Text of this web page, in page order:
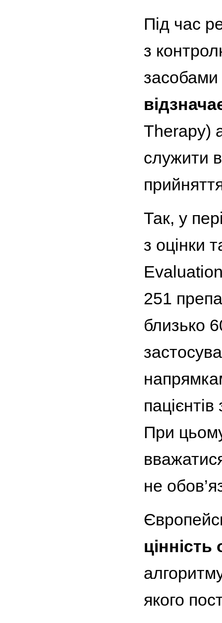
Під час
з
Therapy)
служити
Так, у
з оцінки
251
близько
При
не
якого